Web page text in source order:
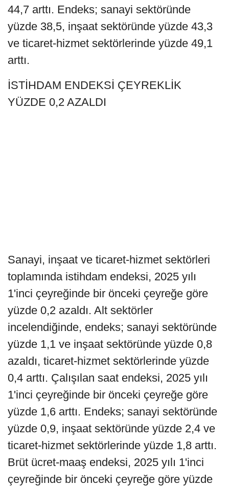
44,7 arttı. Endeks; sanayi sektöründe
yüzde 38,5, inşaat sektöründe yüzde 43,3
ve ticaret-hizmet sektörlerinde yüzde 49,1
arttı.
İSTİHDAM ENDEKSİ ÇEYREKLİK
YÜZDE 0,2 AZALDI
Sanayi, inşaat ve ticaret-hizmet sektörleri
toplamında istihdam endeksi, 2025 yılı
1'inci çeyreğinde bir önceki çeyreğe göre
yüzde 0,2 azaldı. Alt sektörler
incelendiğinde, endeks; sanayi sektöründe
yüzde 1,1 ve inşaat sektöründe yüzde 0,8
azaldı, ticaret-hizmet sektörlerinde yüzde
0,4 arttı. Çalışılan saat endeksi, 2025 yılı
1'inci çeyreğinde bir önceki çeyreğe göre
yüzde 1,6 arttı. Endeks; sanayi sektöründe
yüzde 0,9, inşaat sektöründe yüzde 2,4 ve
ticaret-hizmet sektörlerinde yüzde 1,8 arttı.
Brüt ücret-maaş endeksi, 2025 yılı 1'inci
çeyreğinde bir önceki çeyreğe göre yüzde